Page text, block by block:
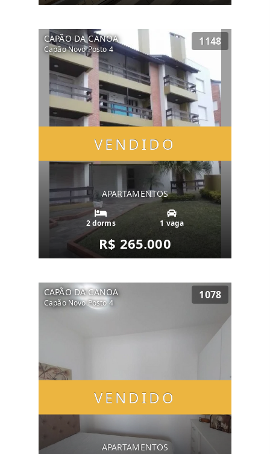
VENDIDO
CAPÃO DA CANOA
Capão Novo Posto 4
1148
APARTAMENTOS
2 dorms 1 vaga
R$ 265.000
VENDIDO
CAPÃO DA CANOA
Capão Novo Posto 4
1078
APARTAMENTOS